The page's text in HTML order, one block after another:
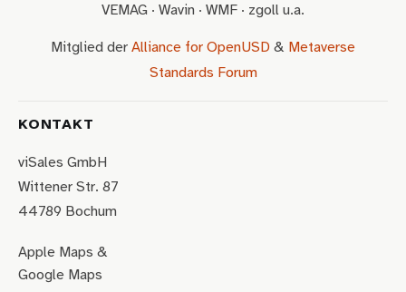
VEMAG · Wavin · WMF · zgoll u.a.
Mitglied der Alliance for OpenUSD & Metaverse
Standards Forum
KONTAKT
viSales GmbH
Wittener Str. 87
44789 Bochum
Apple Maps &
Google Maps